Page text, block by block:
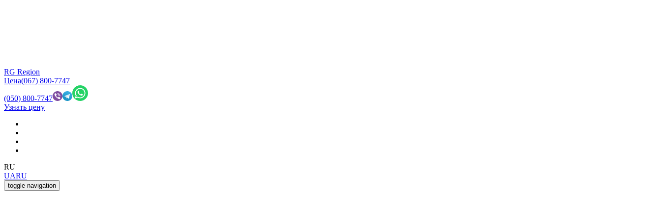
RG Region
Цена(067) 800-7747
(050) 800-7747
Узнать цену
RU
UARU
toggle navigation